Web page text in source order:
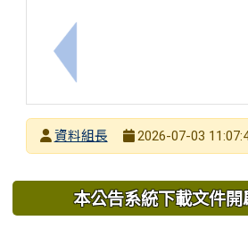
上一筆：臺南市ADHD中心
發布者
資料組長
2026-07-03
下中區域內容
本公告系統下載文件